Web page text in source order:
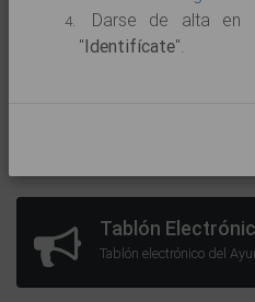
Solicitud Genérica
Tablón
Tablón electrónico del
Darse de alta en
"Identifícate".